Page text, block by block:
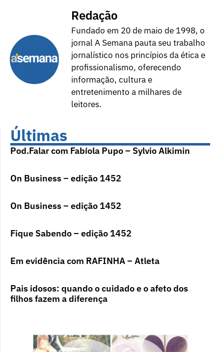
Redação
Fundado em 20 de maio de 1998, o
jornal A Semana pauta seu trabalho
jornalístico nos princípios da ética e
profissionalismo, oferecendo
informação, cultura e
entretenimento a milhares de
leitores.
Últimas
Pod.Falar com Fabíola Pupo – Sylvio Alkimin
On Business – edição 1452
On Business – edição 1452
Fique Sabendo – edição 1452
Em evidência com RAFINHA – Atleta
Pais idosos: quando o cuidado e o afeto dos
filhos fazem a diferença